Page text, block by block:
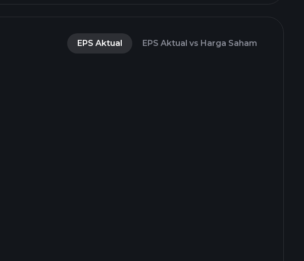
EPS Aktual
EPS Aktual vs Harga Saham